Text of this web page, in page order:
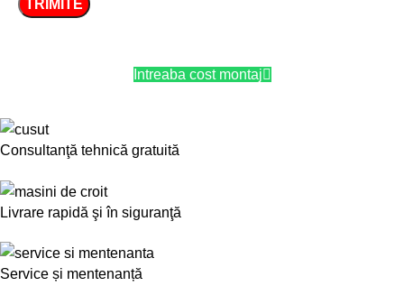
Intreaba cost montaj
Consultanţă tehnică gratuită
Livrare rapidă şi în siguranţă
Service și mentenanță